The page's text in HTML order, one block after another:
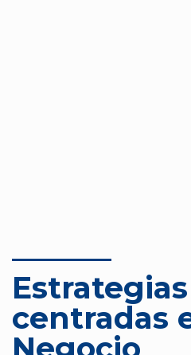
Estrategias
centradas